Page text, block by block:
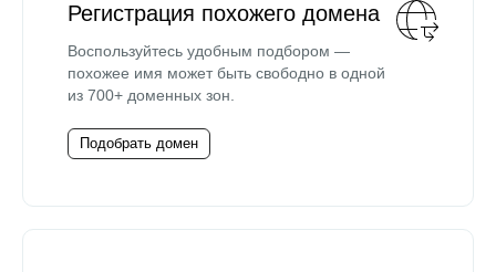
Регистрация похожего домена
Воспользуйтесь удобным подбором —
похожее имя может быть свободно в одной
из 700+ доменных зон.
Подобрать домен